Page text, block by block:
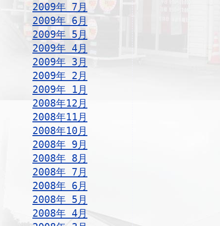
2009年 7月
2009年 6月
2009年 5月
2009年 4月
2009年 3月
2009年 2月
2009年 1月
2008年12月
2008年11月
2008年10月
2008年 9月
2008年 8月
2008年 7月
2008年 6月
2008年 5月
2008年 4月